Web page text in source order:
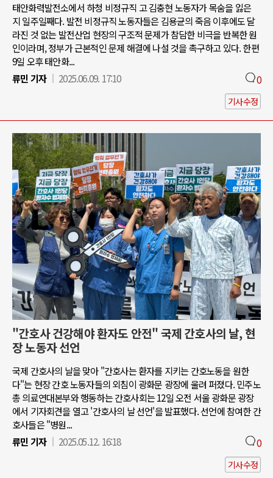
태안화력발전소에서 하청 비정규직 고 김충현 노동자가 목숨을 잃은
지 일주일째다. 발전 비정규직 노동자들은 김용균의 죽음 이후에도 달
라진 것 없는 발전산업 현장의 구조적 문제가 참담한 비극을 반복한 원
인이라며, 정부가 근본적인 문제 해결에 나설 것을 촉구하고 있다. 한편
9일 오후 태안화...
류민 기자
2025.06.09. 17:10 0
기사수정
"간호사 건강해야 환자도 안전" 국제 간호사의 날, 현
장 노동자 선언
국제 간호사의 날을 맞아 "간호사는 환자를 지키는 간호노동을 원한
다"는 현장 간호 노동자들의 외침이 광화문 광장에 울려 퍼졌다. 민주노
총 의료연대본부와 행동하는 간호사회는 12일 오전 서울 광화문 광장
에서 기자회견을 열고 '간호사의 날 선언'을 발표했다. 선언에 참여한 간
호사들은 "병원...
류민 기자
2025.05.12. 16:18 0
기사수정